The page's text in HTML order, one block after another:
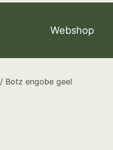
Webshop
/ Botz engobe geel